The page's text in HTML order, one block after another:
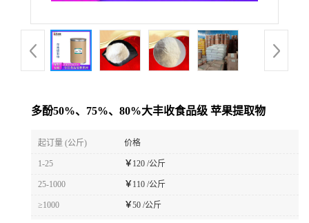
多酚50%、75%、80%大丰收食品级 苹果提取物
起订量 (公斤) 价格
1-25 ￥120 /公斤
25-1000 ￥110 /公斤
≥1000 ￥50 /公斤